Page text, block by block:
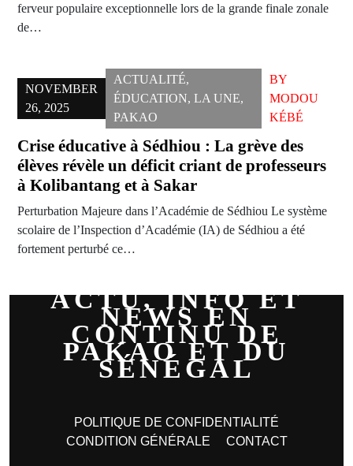
ferveur populaire exceptionnelle lors de la grande finale zonale
de…
NOVEMBER
26, 2025
ACTUALITÉ,
ÉDUCATION, LA UNE,
PAKAO
BY
MODOU
KÉBÉ
Crise éducative à Sédhiou : La grève des
élèves révèle un déficit criant de professeurs
à Kolibantang et à Sakar
Perturbation Majeure dans l’Académie de Sédhiou Le système
scolaire de l’Inspection d’Académie (IA) de Sédhiou a été
fortement perturbé ce…
ACTU, INFO ET
NEWS EN
CONTINU DE
PAKAO ET DU
SÉNÉGAL
POLITIQUE DE CONFIDENTIALITÉ
CONDITION GÉNÉRALE
CONTACT